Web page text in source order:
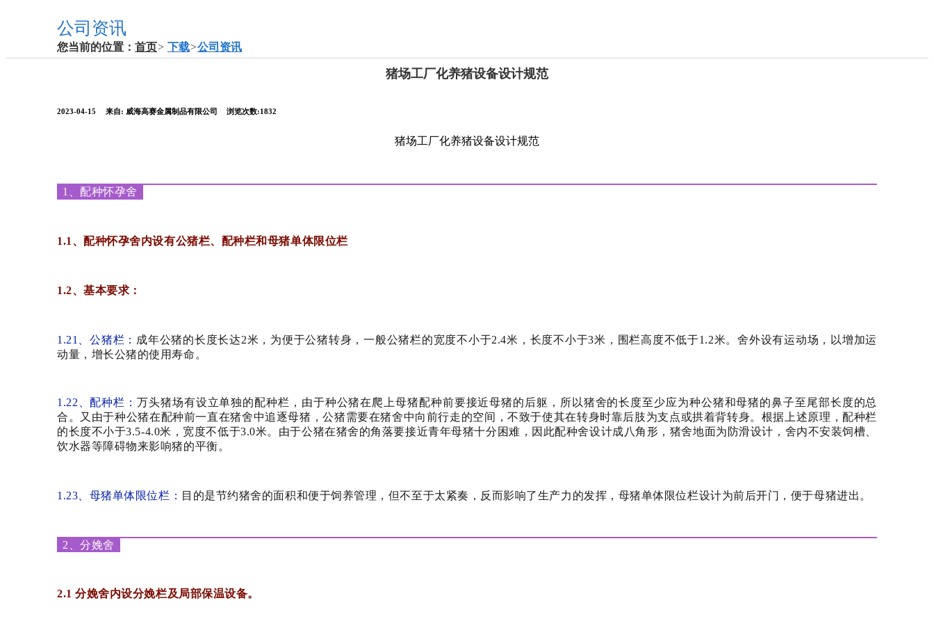
公司资讯
您当前的位置： 首页> 下载>公司资讯
猪场工厂化养猪设备设计规范
2023-04-15 来自: 威海高赛金属制品有限公司 浏览次数:1832
猪场工厂化养猪设备设计规范
1、配种怀孕舍
1.1、配种怀孕舍内设有公猪栏、配种栏和母猪单体限位栏
1.2、基本要求：
1.21、公猪栏： 成年公猪的长度长达2米，为便于公猪转身，一般公猪栏的宽度不小于2.4米，长度不小于3米，围栏高度不低于1.2米。舍外设有运动场，以增加运
动量，增长公猪的使用寿命。
1.22、配种栏：万头猪场有设立单独的配种栏，由于种公猪在爬上母猪配种前要接近母猪的后躯，所以猪舍的长度至少应为种公猪和母猪的鼻子至尾部长度的总
合。
又由于种公猪在配种前一直在猪舍中追逐母猪，公猪需要在猪舍中向前行走的空间，不致于使其在转身时靠后肢为支点或拱着背转身。 根据上述原理，配种栏
的长度不小于3.5-4.0米，宽度不低于3.0米。 由于公猪在猪舍的角落要接近青年母猪十分困难，因此配种舍设计成八角形，猪舍地面为防滑设计，舍内不安装饲槽、
饮水器等障碍物来影响猪的平衡。
1.23、母猪单体限位栏： 目的是节约猪舍的面积和便于饲养管理，但不至于太紧奏，反而影响了生产力的发挥，母猪单体限位栏设计为前后开门，便于母猪进出。
2、分娩舍
2.1 分娩舍内设分娩栏及局部保温设备。